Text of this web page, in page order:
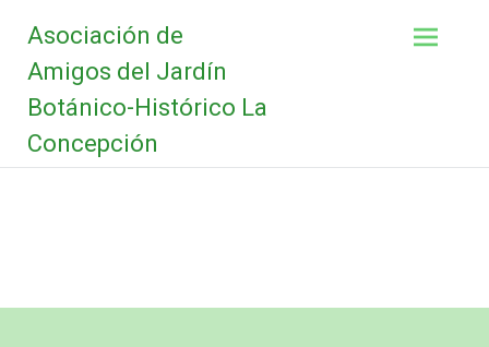
contenido
Asociación de
Amigos del Jardín
Botánico-Histórico La
Concepción